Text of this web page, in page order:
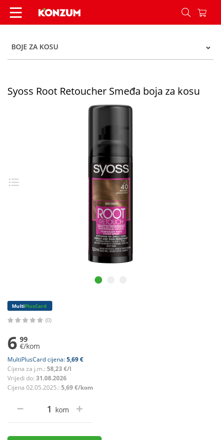
Syoss Root Retoucher Smeđa boja za kosu -
BOJE ZA KOSU
Syoss Root Retoucher Smeđa boja za kosu
MultiPlusCard
(0)
6 99
€/kom
MultiPlusCard cijena:5,69 €
Cijena za j.m.: 58,23 €/l
Vrijedi do: 31.08.2026
Cijena 02.05.2025.: 5,69 €/kom
kom